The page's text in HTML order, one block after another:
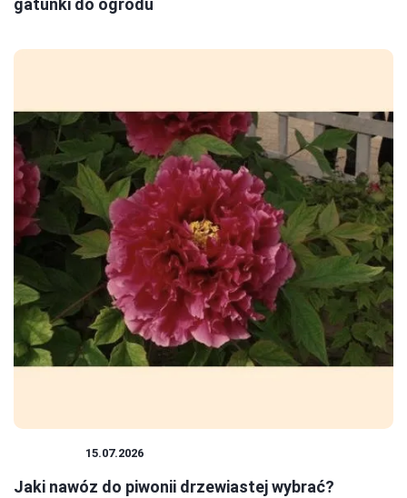
gatunki do ogrodu
15.07.2026
Jaki nawóz do piwonii drzewiastej wybrać?